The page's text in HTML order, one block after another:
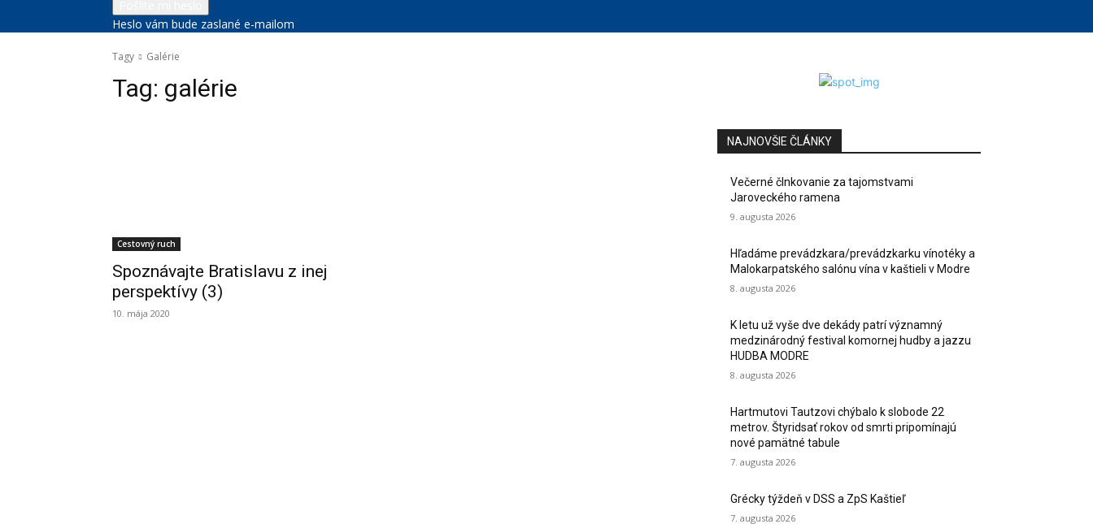
Heslo vám bude zaslané e-mailom
Tagy Galérie
Tag: galérie
Cestovný ruch
Spoznávajte Bratislavu z inej
perspektívy (3)
10. mája 2020
NAJNOVŠIE ČLÁNKY
Večerné člnkovanie za tajomstvami
Jaroveckého ramena
9. augusta 2026
Hľadáme prevádzkara/prevádzkarku vínotéky a
Malokarpatského salónu vína v kaštieli v Modre
8. augusta 2026
K letu už vyše dve dekády patrí významný
medzinárodný festival komornej hudby a jazzu
HUDBA MODRE
8. augusta 2026
Hartmutovi Tautzovi chýbalo k slobode 22
metrov. Štyridsať rokov od smrti pripomínajú
nové pamätné tabule
7. augusta 2026
Grécky týždeň v DSS a ZpS Kaštieľ
7. augusta 2026